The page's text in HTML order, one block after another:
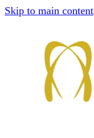
Skip to main content